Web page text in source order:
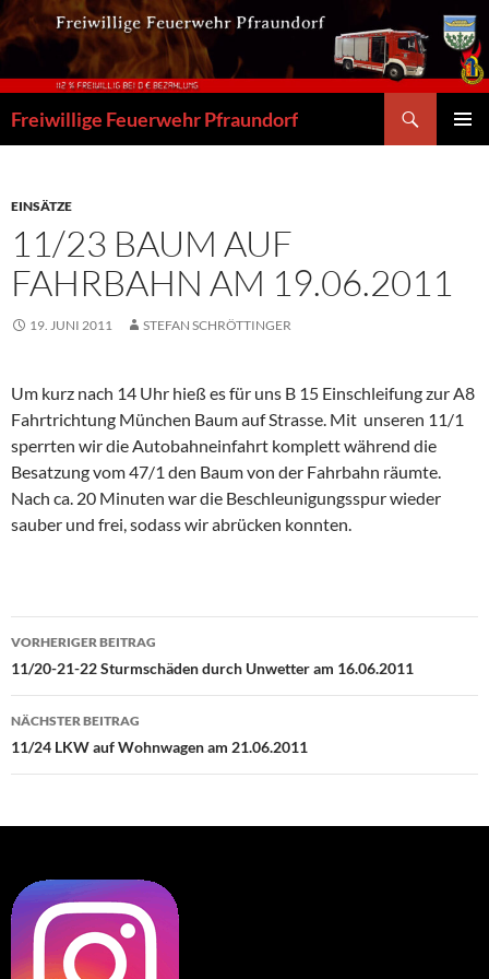
Zum
Inhalt
springen
Freiwillige Feuerwehr Pfraundorf
EINSÄTZE
11/23 BAUM AUF
FAHRBAHN AM 19.06.2011
19. JUNI 2011 STEFAN SCHRÖTTINGER
Um kurz nach 14 Uhr hieß es für uns B 15 Einschleifung zur A8
Fahrtrichtung München Baum auf Strasse. Mit unseren 11/1
sperrten wir die Autobahneinfahrt komplett während die
Besatzung vom 47/1 den Baum von der Fahrbahn räumte.
Nach ca. 20 Minuten war die Beschleunigungsspur wieder
sauber und frei, sodass wir abrücken konnten.
Beitragsnavigation
VORHERIGER BEITRAG
11/20-21-22 Sturmschäden durch Unwetter am 16.06.2011
NÄCHSTER BEITRAG
11/24 LKW auf Wohnwagen am 21.06.2011